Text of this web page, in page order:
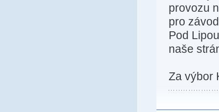
provozu
pro
Pod
naše
Za výbor